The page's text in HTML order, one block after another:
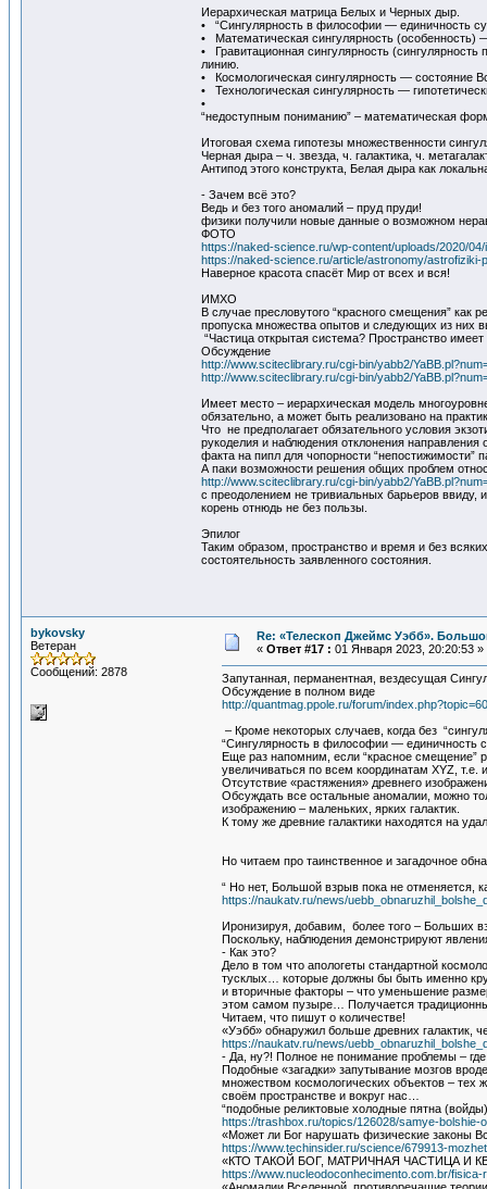
Иерархическая матрица Белых и Черных дыр.
• “Сингулярность в философии — единичность
• Математическая сингулярность (особенность)
• Гравитационная сингулярность
линию.
• Космологическая сингулярность — состояние
• Технологическая сингулярность —
•
“недоступным пониманию” – математическая
Итоговая схема гипотезы множественности
Черная дыра – ч. звезда, ч. галактика, ч.
Антипод этого конструкта, Белая дыра как
- Зачем всё это?
Ведь и без того аномалий – пруд пруди!
физики получили новые данные о возможном
ФОТО
https://naked-science.ru/wp-content/uploads/2020/
https://naked-science.ru/article/astronomy/
Наверное красота спасёт Мир от всех и вся!
ИМХО
В случае пресловутого “красного смещения” как
пропуска множества опытов и следующих из них
“Частица открытая система? Пространство
Обсуждение
http://www.sciteclibrary.ru/cgi-bin/yabb2/
http://www.sciteclibrary.ru/cgi-bin/yabb2/
Имеет место – иерархическая модель
обязательно, а может быть реализовано на
Что не предполагает обязательного условия
рукоделия и наблюдения отклонения
факта на пипл для чопорности “непостижимости”
А паки возможности решения общих проблем
http://www.sciteclibrary.ru/cgi-bin/yabb2/
с преодолением не тривиальных барьеров ввиду,
корень отнюдь не без пользы.
Эпилог
Таким образом, пространство и время и без
состоятельность заявленного состояния.
bykovsky
Ветеран
Сообщений: 2878
Re: «Телескоп Джеймс Уэбб».
« Ответ #17 : 01 Января 2023, 20:20:53 »
Запутанная, перманентная, вездесущая
Обсуждение в полном виде
http://quantmag.ppole.ru/forum/
– Кроме некоторых случаев, когда без
“Сингулярность в философии — единичность
Еще раз напомним, если “красное смещение”
увеличиваться по всем координатам XYZ,
Отсутствие «растяжения» древнего
Обсуждать все остальные аномалии, можно
изображению – маленьких, ярких галактик.
К тому же древние галактики находятся на
Но читаем про таинственное и загадочное
“ Но нет, Большой взрыв пока не отменяется,
https://naukatv.ru/news/
Иронизируя, добавим, более того – Больших
Поскольку, наблюдения демонстрируют
- Как это?
Дело в том что апологеты стандартной
тусклых… которые должны бы быть именно
и вторичные факторы – что уменьшение
этом самом пузыре… Получается
Читаем, что пишут о количестве!
«Уэбб» обнаружил больше древних галактик,
https://naukatv.ru/news/
- Да, ну?! Полное не понимание проблемы –
Подобные «загадки» запутывание мозгов
множеством космологических объектов – тех
своём пространстве и вокруг нас…
“подобные реликтовые холодные пятна
https://trashbox.ru/topics/126028/samye-bolshie-
«Может ли Бог нарушать физические законы
https://www.techinsider.ru/science/679913-
«КТО ТАКОЙ БОГ, МАТРИЧНАЯ ЧАСТИЦА И
https://www.nucleodoconhecimento.com.br/fisica-